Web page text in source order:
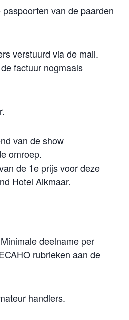
van de paarden
verstuurd via de mail.
factuur nogmaals
van de show
omroep.
de 1e prijs voor deze
Hotel Alkmaar.
deelname per
rubrieken aan de
handlers.